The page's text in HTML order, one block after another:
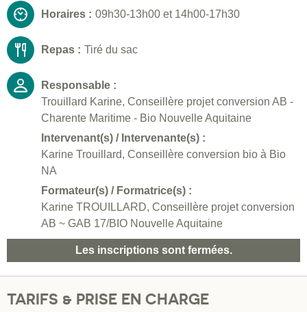
Horaires : 09h30-13h00 et 14h00-17h30
Repas : Tiré du sac
Responsable :
Trouillard Karine, Conseillère projet conversion AB -
Charente Maritime - Bio Nouvelle Aquitaine
Intervenant(s) / Intervenante(s) :
Karine Trouillard, Conseillère conversion bio à Bio
NA
Formateur(s) / Formatrice(s) :
Karine TROUILLARD, Conseillère projet conversion
AB ~ GAB 17/BIO Nouvelle Aquitaine
Les inscriptions sont fermées.
TARIFS & PRISE EN CHARGE